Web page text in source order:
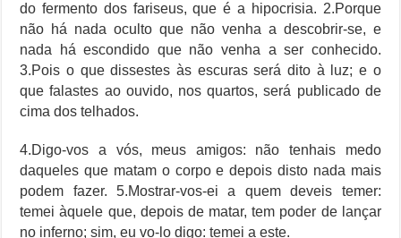
do fermento dos fariseus, que é a hipocrisia. 2.Porque
não há nada oculto que não venha a descobrir-se, e
nada há escondido que não venha a ser conhecido.
3.Pois o que dissestes às escuras será dito à luz; e o
que falastes ao ouvido, nos quartos, será publicado de
cima dos telhados.
4.Digo-vos a vós, meus amigos: não tenhais medo
daqueles que matam o corpo e depois disto nada mais
podem fazer. 5.Mostrar-vos-ei a quem deveis temer:
temei àquele que, depois de matar, tem poder de lançar
no inferno; sim, eu vo-lo digo: temei a este.